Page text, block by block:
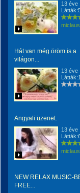
13 éve
Hát van még öröm is a
világon...
13 éve
Angyali üzenet.
13 éve
NEW RELAX MUSIC-
FREE...